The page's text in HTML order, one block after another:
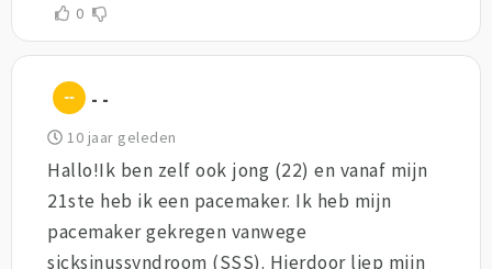
0
- -
10 jaar geleden
Hallo!Ik ben zelf ook jong (22) en vanaf mijn
21ste heb ik een pacemaker. Ik heb mijn
pacemaker gekregen vanwege
sicksinussyndroom (SSS). Hierdoor liep mijn